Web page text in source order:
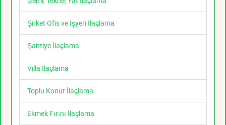
Şirket Ofis ve İşyeri İlaçlama
Şantiye İlaçlama
Villa İlaçlama
Toplu Konut İlaçlama
Ekmek Fırını İlaçlama